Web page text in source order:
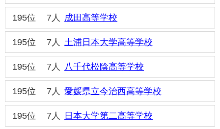
195位 7人 成田高等学校
195位 7人 土浦日本大学高等学校
195位 7人 八千代松陰高等学校
195位 7人 愛媛県立今治西高等学校
195位 7人 日本大学第二高等学校